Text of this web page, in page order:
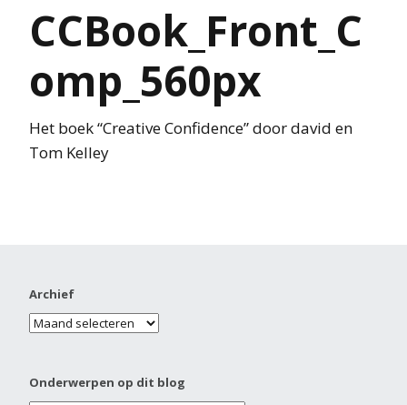
CCBook_Front_C
omp_560px
Het boek “Creative Confidence” door david en
Tom Kelley
Archief
Onderwerpen op dit blog